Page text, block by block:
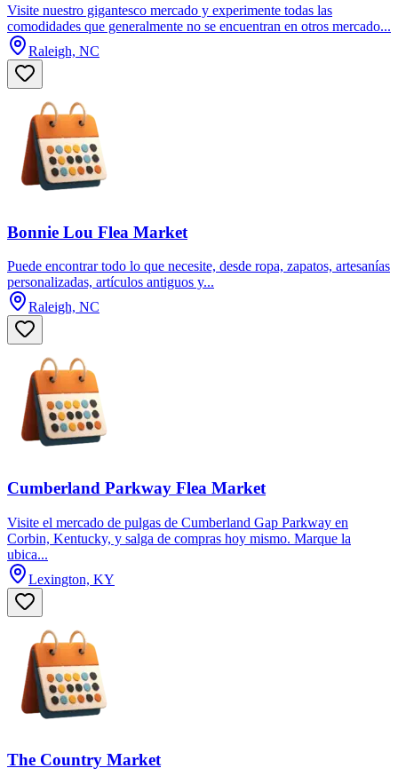
Visite nuestro gigantesco mercado y experimente todas las
comodidades que generalmente no se encuentran en otros mercado...
Raleigh, NC
Bonnie Lou Flea Market
Puede encontrar todo lo que necesite, desde ropa, zapatos, artesanías
personalizadas, artículos antiguos y...
Raleigh, NC
Cumberland Parkway Flea Market
Visite el mercado de pulgas de Cumberland Gap Parkway en
Corbin, Kentucky, y salga de compras hoy mismo. Marque la
ubica...
Lexington, KY
The Country Market